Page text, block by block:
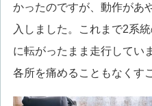
かったのですが、動作があ
入しました。これまで2系
に転がったまま走行してい
各所を痛めることもなくす